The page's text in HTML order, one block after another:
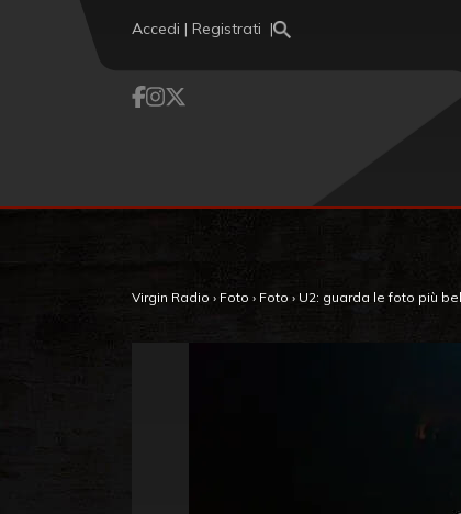
Accedi | Registrati
Virgin Radio › Foto › Foto › U2: guarda le foto più